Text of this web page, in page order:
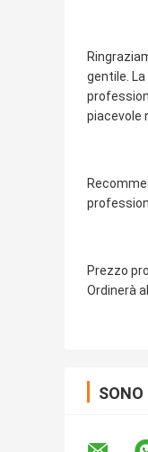
gentile.
piacevole
Prezzo
Ordinerà
SONO